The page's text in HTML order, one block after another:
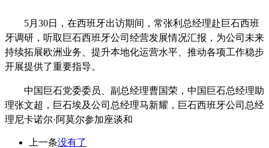
5月30日，在西班牙出访期间，常张利总经理赴巨石西班
牙调研，听取巨石西班牙公司经营发展情况汇报，为公司未来
持续拓展欧洲业务、提升本地化运营水平、推动各项工作稳步
开展提供了重要指导。
中国巨石党委委员、副总经理曹国荣，中国巨石总经理助
理张文超，巨石埃及公司总经理马新耀，巨石西班牙公司总经
理尼卡诺尔·阿莫尔参加座谈和
上一条没有了